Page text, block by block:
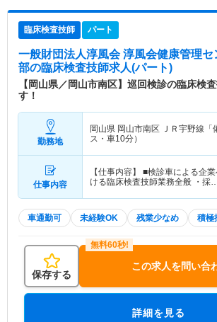
臨床検査技師 パート
一般財団法人淳風会 淳風会健康管理
部の臨床検査技師求人(パート)
【岡山県／岡山市南区】巡回検診の臨床検
す！
勤務地
岡山県 岡山市南区 ＪＲ宇野線「
ス・車10分）
仕事内容
【仕事内容】 ■検診車による企
ける臨床検査技師業務全般 ・採
車通勤可 未経験OK 残業少なめ 積極
保存する
この求人を問い合
詳細を見る